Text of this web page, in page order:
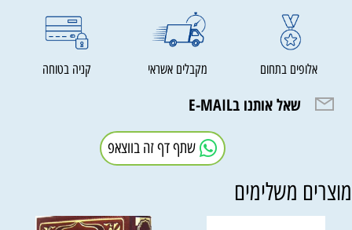
אלופים בתחום מקבלים אשראי קניה בטוחה
שאל אותנו בE-MAIL
שתף דף זה בווצאפ
משלימים